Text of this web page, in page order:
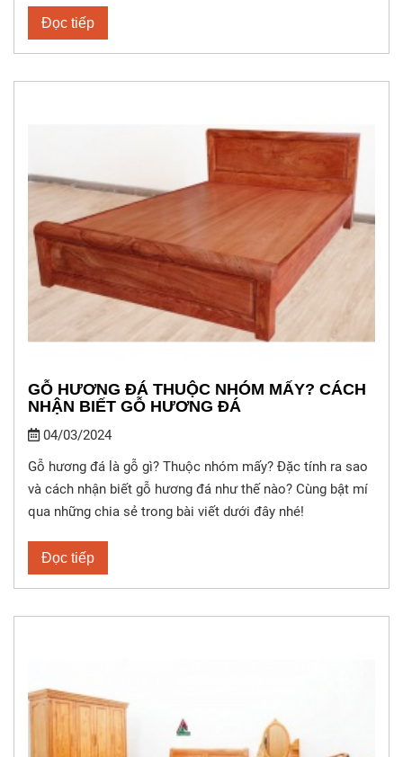
Đọc tiếp
GỖ HƯƠNG ĐÁ THUỘC NHÓM MẤY? CÁCH
NHẬN BIẾT GỖ HƯƠNG ĐÁ
04/03/2024
Gỗ hương đá là gỗ gì? Thuộc nhóm mấy? Đặc tính ra sao
và cách nhận biết gỗ hương đá như thế nào? Cùng bật mí
qua những chia sẻ trong bài viết dưới đây nhé!
Đọc tiếp